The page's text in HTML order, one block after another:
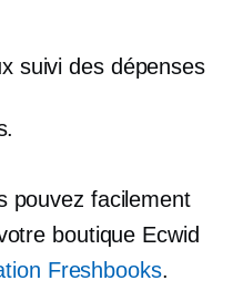
suivi des dépenses
pouvez facilement
boutique Ecwid
Freshbooks.